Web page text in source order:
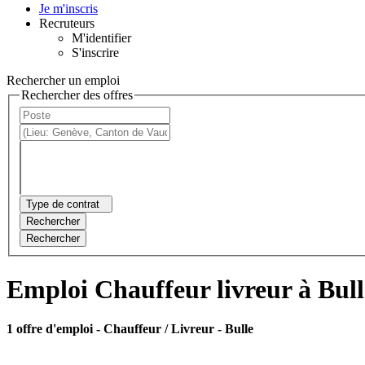
Je m'inscris
Recruteurs
M'identifier
S'inscrire
Rechercher un emploi
Rechercher des offres
Type de contrat
Rechercher
Rechercher
Emploi Chauffeur livreur à
1 offre d'emploi - Chauffeur / Livreur - Bulle